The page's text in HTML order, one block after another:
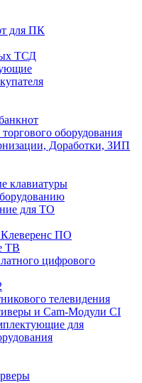
для ПК
ТСД
оборудования
Доработки, ЗИП
клавиатуры
для ТО
ПО
ТВ
цифрового
телевидения
и Cam-Модули CI
для